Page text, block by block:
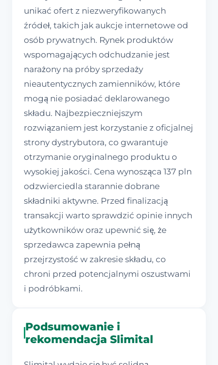
unikać ofert z niezweryfikowanych
źródeł, takich jak aukcje internetowe od
osób prywatnych. Rynek produktów
wspomagających odchudzanie jest
narażony na próby sprzedaży
nieautentycznych zamienników, które
mogą nie posiadać deklarowanego
składu. Najbezpieczniejszym
rozwiązaniem jest korzystanie z oficjalnej
strony dystrybutora, co gwarantuje
otrzymanie oryginalnego produktu o
wysokiej jakości. Cena wynosząca 137 pln
odzwierciedla starannie dobrane
składniki aktywne. Przed finalizacją
transakcji warto sprawdzić opinie innych
użytkowników oraz upewnić się, że
sprzedawca zapewnia pełną
przejrzystość w zakresie składu, co
chroni przed potencjalnymi oszustwami
i podróbkami.
Podsumowanie i
rekomendacja Slimital